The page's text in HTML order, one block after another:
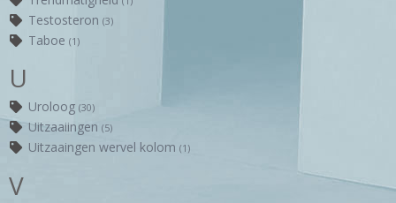
Testosteron(3)
Taboe(1)
U
Uroloog(30)
Uitzaaiingen(5)
Uitzaaingen wervel kolom(1)
V